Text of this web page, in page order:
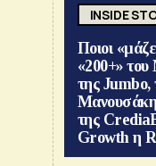
INSIDE
Ποιοι
«200+» του
της Jumbo,
της
Growth η